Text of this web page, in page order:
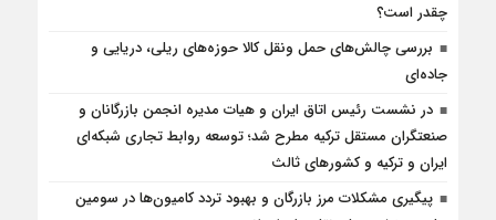
چقدر است؟
بررسی چالش‌های حمل ونقل کالا حوزه‌های ریلی، دریایی و
جاده‌ای
در نشست رئیس اتاق ایران و هیات مدیره انجمن بازرگانان و
صنعتگران مستقل ترکیه مطرح شد؛ توسعه روابط تجاری شبکه‌ای
ایران و ترکیه و کشورهای ثالث
پیگیری مشکلات مرز بازرگان و بهبود تردد کامیون‌ها در سومین